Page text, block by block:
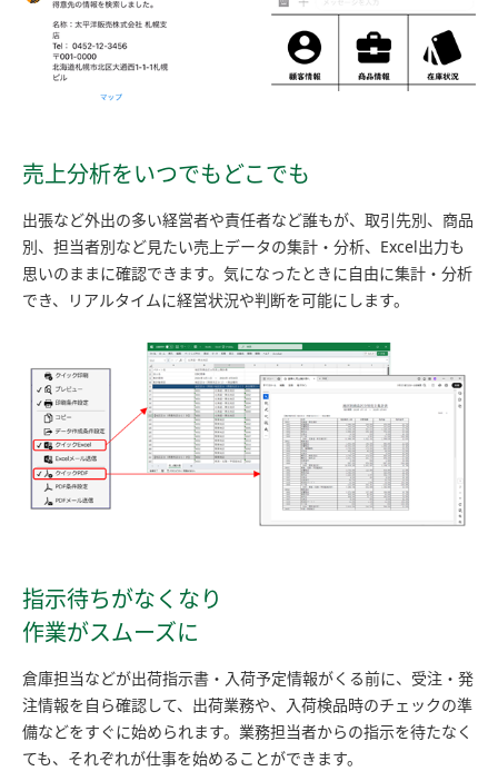
売上分析をいつでもどこでも
出張など外出の多い経営者や責任者など誰もが、取引先別、商品
別、担当者別など見たい売上データの集計・分析、Excel出力も
思いのままに確認できます。気になったときに自由に集計・分析
でき、リアルタイムに経営状況や判断を可能にします。
指示待ちがなくなり
作業がスムーズに
倉庫担当などが出荷指示書・入荷予定情報がくる前に、受注・発
注情報を自ら確認して、出荷業務や、入荷検品時のチェックの準
備などをすぐに始められます。業務担当者からの指示を待たなく
ても、それぞれが仕事を始めることができます。